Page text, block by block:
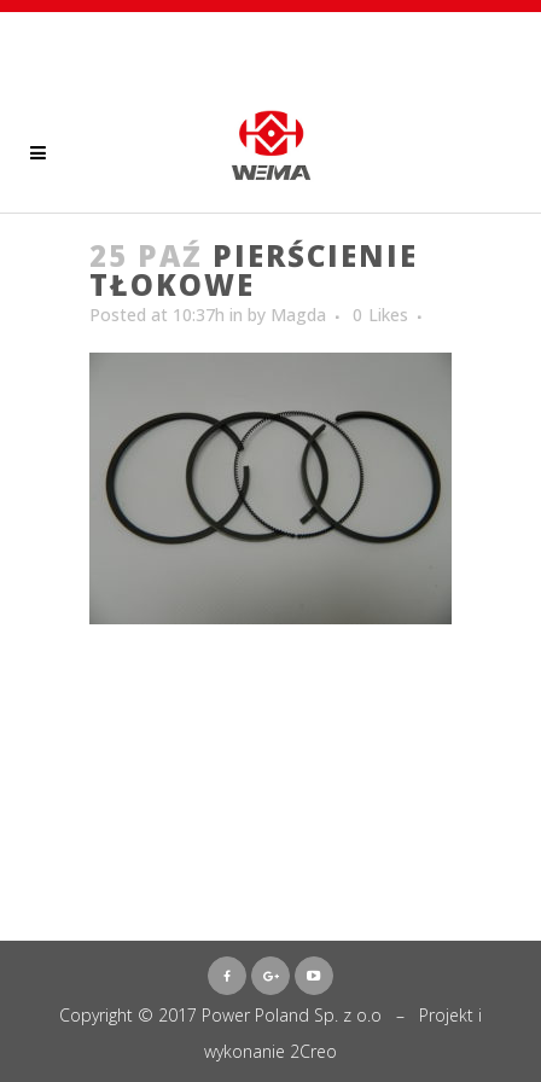
25 PAŹ PIERŚCIENIE
TŁOKOWE
Posted at 10:37h in by Magda 0 Likes
Copyright © 2017 Power Poland Sp. z o.o – Projekt i
wykonanie 2Creo